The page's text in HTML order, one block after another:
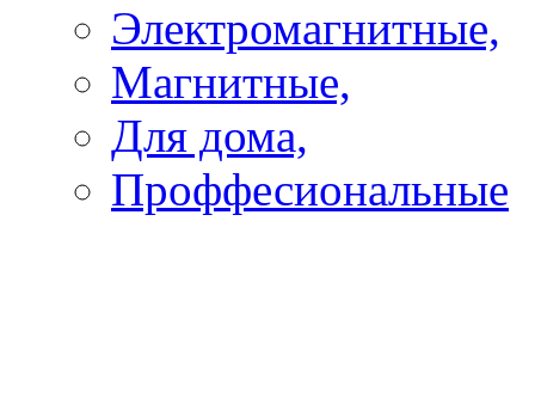
Электромагнитные,
Магнитные,
Для дома,
Проффесиональные